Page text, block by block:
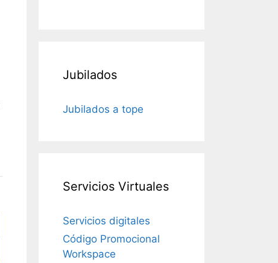
Jubilados
Jubilados a tope
Servicios Virtuales
Servicios digitales
Código Promocional
Workspace